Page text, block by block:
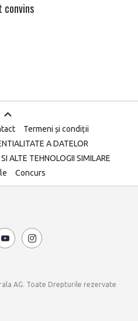
convins
Termeni și condiții
A DATELOR
ALTE TEHNOLOGII SIMILARE
Concurs
AG. Toate Drepturile rezervate